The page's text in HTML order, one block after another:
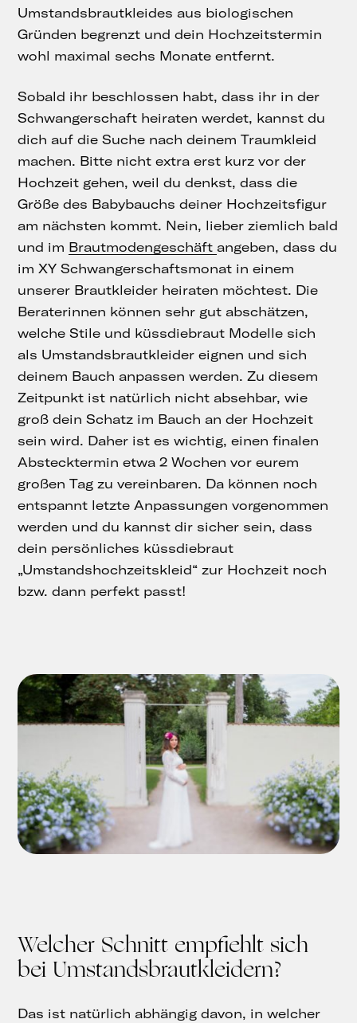
Umstandsbrautkleides aus biologischen
Gründen begrenzt und dein Hochzeitstermin
wohl maximal sechs Monate entfernt.
Sobald ihr beschlossen habt, dass ihr in der
Schwangerschaft heiraten werdet, kannst du
dich auf die Suche nach deinem Traumkleid
machen. Bitte nicht extra erst kurz vor der
Hochzeit gehen, weil du denkst, dass die
Größe des Babybauchs deiner Hochzeitsfigur
am nächsten kommt. Nein, lieber ziemlich bald
und im Brautmodengeschäft angeben, dass du
im XY Schwangerschaftsmonat in einem
unserer Brautkleider heiraten möchtest. Die
Beraterinnen können sehr gut abschätzen,
welche Stile und küssdiebraut Modelle sich
als Umstandsbrautkleider eignen und sich
deinem Bauch anpassen werden. Zu diesem
Zeitpunkt ist natürlich nicht absehbar, wie
groß dein Schatz im Bauch an der Hochzeit
sein wird. Daher ist es wichtig, einen finalen
Abstecktermin etwa 2 Wochen vor eurem
großen Tag zu vereinbaren. Da können noch
entspannt letzte Anpassungen vorgenommen
werden und du kannst dir sicher sein, dass
dein persönliches küssdiebraut
„Umstandshochzeitskleid“ zur Hochzeit noch
bzw. dann perfekt passt!
Welcher Schnitt empfiehlt sich
bei Umstandsbrautkleidern?
Das ist natürlich abhängig davon, in welcher